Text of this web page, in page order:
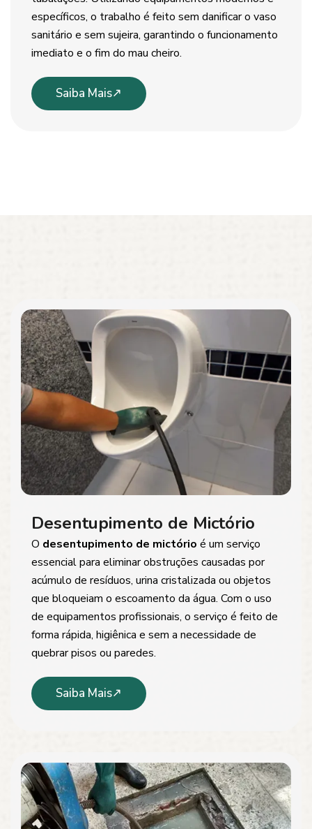
específicos, o trabalho é feito sem danificar o vaso
sanitário e sem sujeira, garantindo o funcionamento
imediato e o fim do mau cheiro.
Saiba Mais
Desentupimento de Mictório
O desentupimento de mictório é um serviço
essencial para eliminar obstruções causadas por
acúmulo de resíduos, urina cristalizada ou objetos
que bloqueiam o escoamento da água. Com o uso
de equipamentos profissionais, o serviço é feito de
forma rápida, higiênica e sem a necessidade de
quebrar pisos ou paredes.
Saiba Mais